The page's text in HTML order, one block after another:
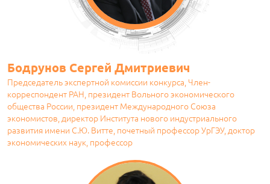
Бодрунов Сергей Дмитриевич
Председатель экспертной комиссии конкурса, Член-
корреспондент РАН, президент Вольного экономического
общества России, президент Международного Союза
экономистов, директор Института нового индустриального
развития имени С.Ю. Витте, почетный профессор УрГЭУ, доктор
экономических наук, профессор